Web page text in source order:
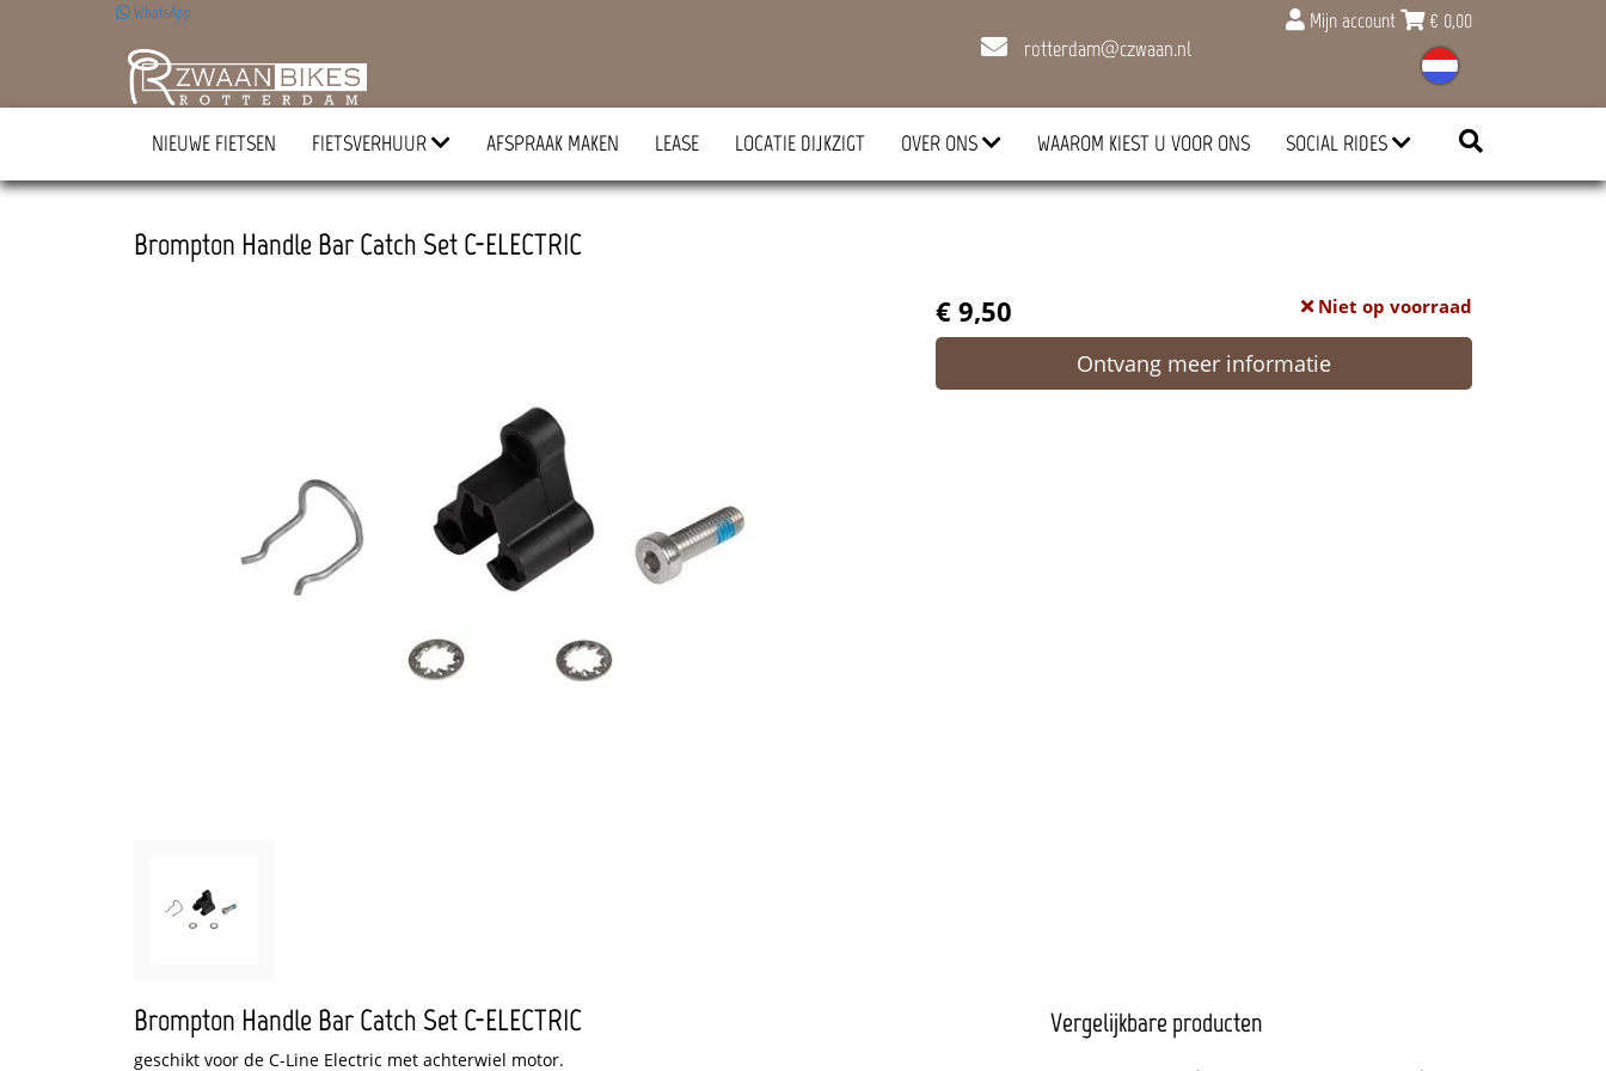
Mijn account € 0,00
rotterdam@czwaan.nl
WhatsApp
NIEUWE FIETSEN FIETSVERHUUR AFSPRAAK MAKEN LEASE LOCATIE DIJKZIGT OVER ONS WAAROM KIEST U VOOR ONS SOCIAL RIDES
Brompton Handle Bar Catch Set C-ELECTRIC
€ 9,50
Niet op voorraad
Ontvang meer informatie
Brompton Handle Bar Catch Set C-ELECTRIC
geschikt voor de C-Line Electric met achterwiel motor.
Vergelijkbare producten